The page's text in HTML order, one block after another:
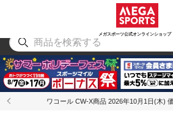
メガスポーツ公式オンラインショップ
アウトドア
ワコール CW-X商品 2026年10月1日(木)